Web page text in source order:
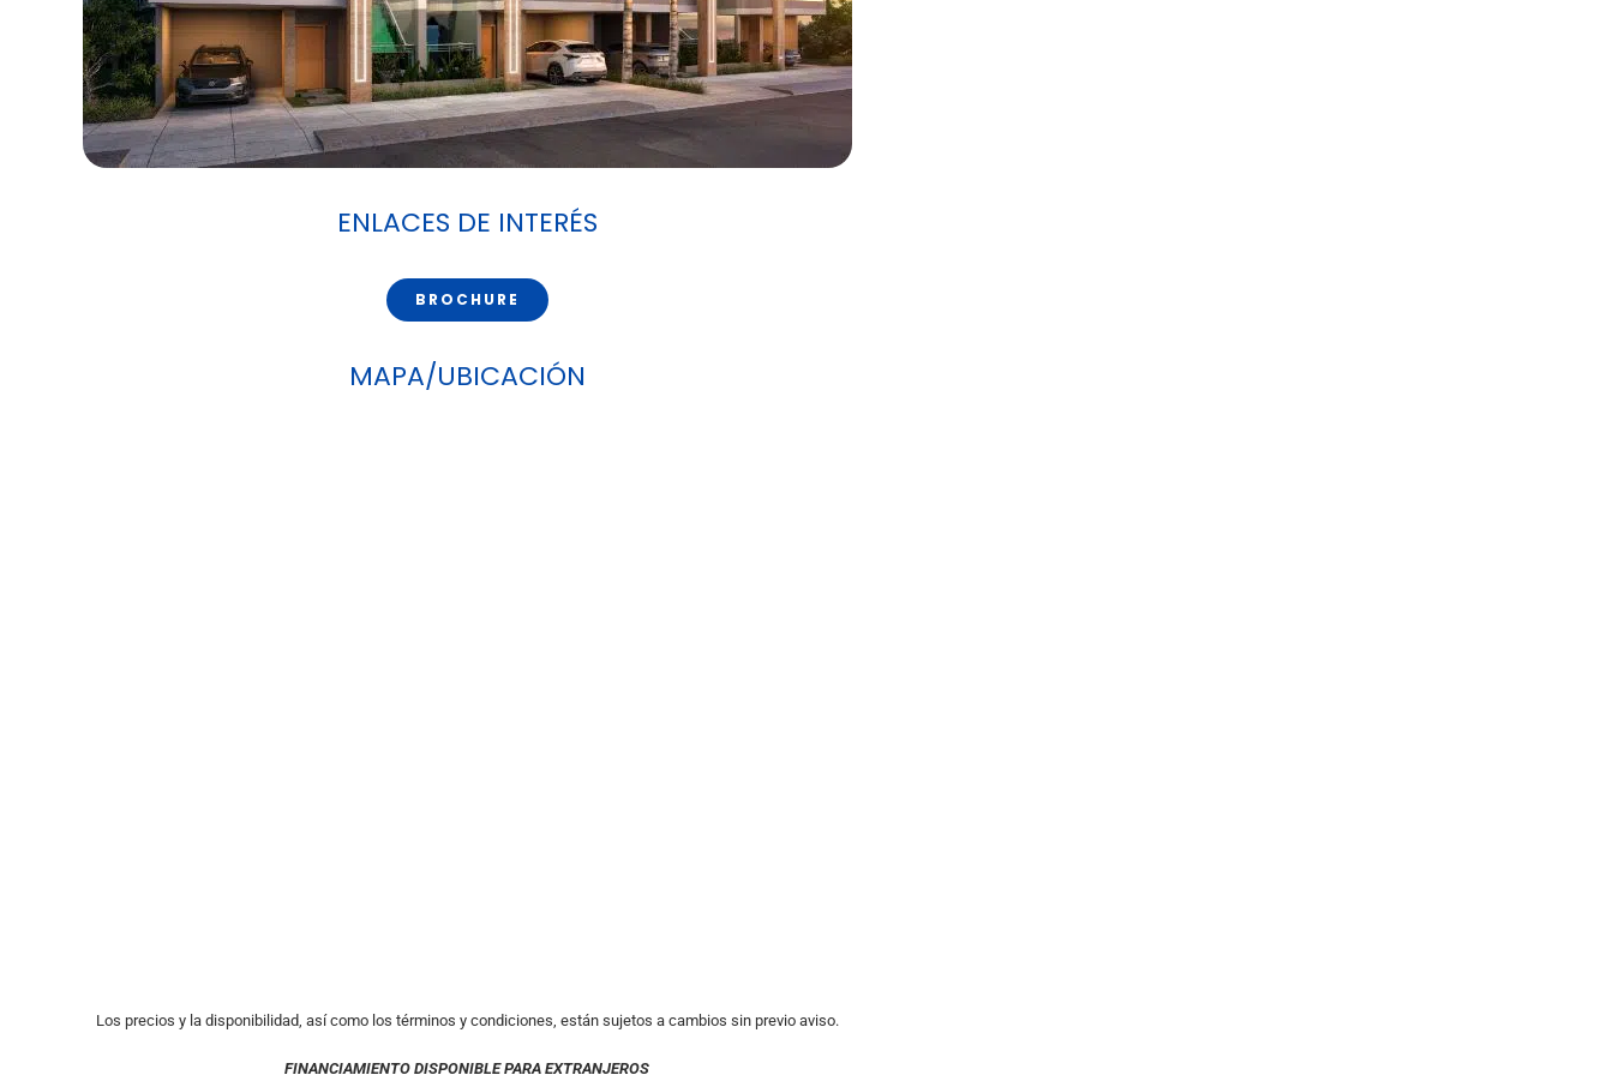
ENLACES DE INTERÉS
BROCHURE
MAPA/UBICACIÓN
Los precios y la disponibilidad, así como los términos y condiciones, están sujetos a cambios sin previo aviso.
FINANCIAMIENTO DISPONIBLE PARA EXTRANJEROS